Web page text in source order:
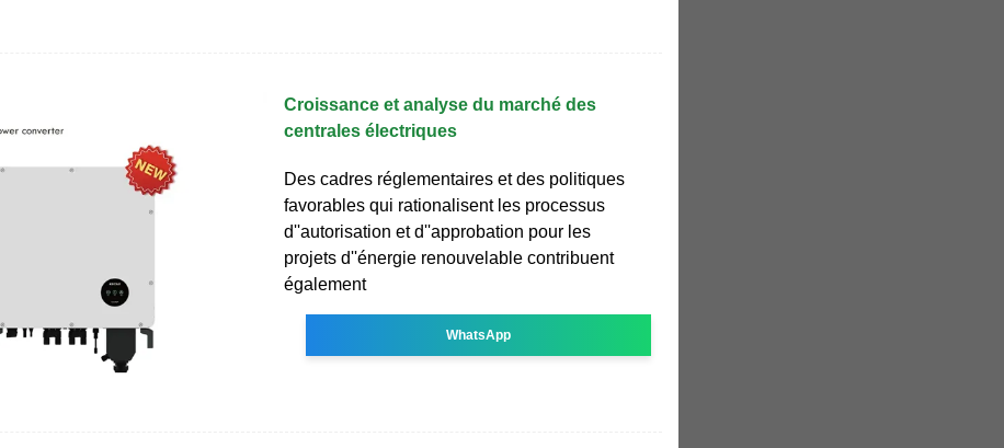
Croissance et analyse du marché des
centrales électriques
Des cadres réglementaires et des politiques
favorables qui rationalisent les processus
d''autorisation et d''approbation pour les
projets d''énergie renouvelable contribuent
également
WhatsApp